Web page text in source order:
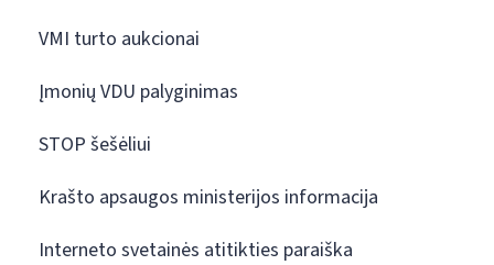
VMI turto aukcionai
Įmonių VDU palyginimas
STOP šešėliui
Krašto apsaugos ministerijos informacija
Interneto svetainės atitikties paraiška